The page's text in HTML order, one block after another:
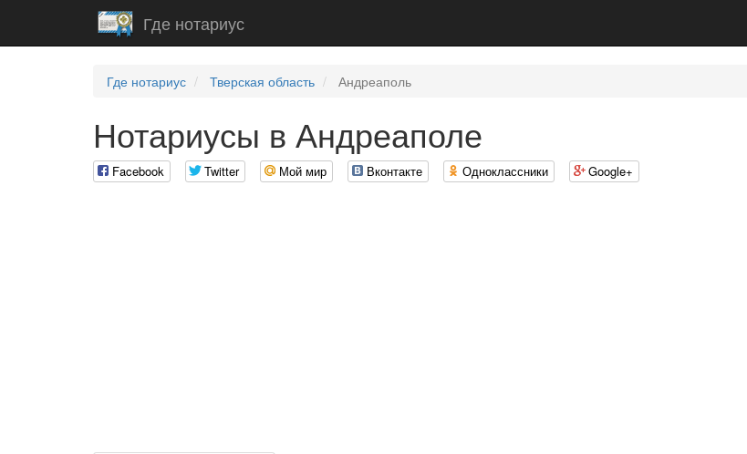
Где нотариус
Где нотариус Тверская область Андреаполь
Нотариусы в Андреаполе
Facebook Twitter Мой мир Вконтакте Одноклассники Google+